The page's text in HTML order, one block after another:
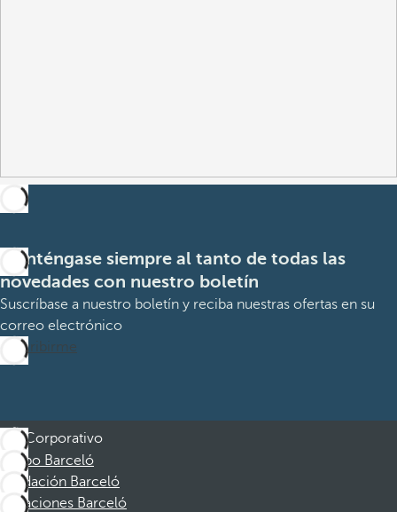
Manténgase siempre al tanto de todas las
novedades con nuestro boletín
Suscríbase a nuestro boletín y reciba nuestras ofertas en su
correo electrónico
Suscribirme
Corporativo
Grupo Barceló
Fundación Barceló
Vacaciones Barceló